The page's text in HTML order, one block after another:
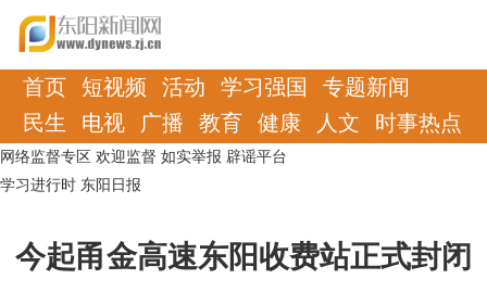
首页 短视频 活动 学习强国
专题新闻
民生
电视 广播 教育 健康 人文 时事热点
网络监督专区 欢迎监督 如实举报 辟谣平台
学习进行时 东阳日报
今起甬金高速东阳收费站正式封闭